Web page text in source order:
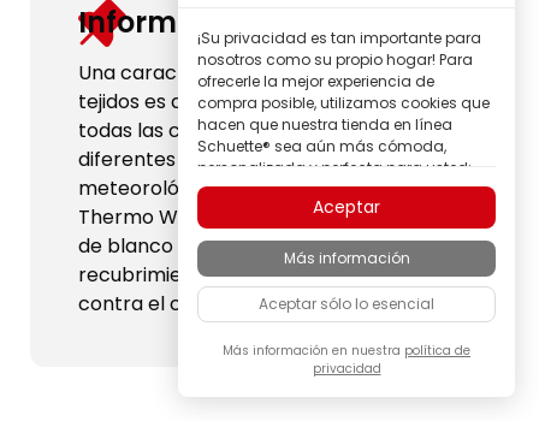
Información útil:
Una característica habitual de los
tejidos es que los colores de las telas de
todas las colecciones pueden verse
diferentes según las condiciones
meteorológicas y de luz. Premium &
Thermo White Day presentan un tono
de blanco diferente debido al
recubrimiento térmico de protección
contra el calor.
¡Su privacidad es tan importante para
nosotros como su propio hogar! Para
ofrecerle la mejor experiencia de
compra posible, utilizamos cookies que
hacen que nuestra tienda en línea
Schuette® sea aún más cómoda,
personalizada y perfecta para usted;
todo para que pueda descubrir
productos de la marca Schuette® con
la mejor calidad.
Algunas de estas cookies son
necesarias para que nuestra tienda
Schuette® funcione de forma fiable;
otras nos permiten personalizar los
contenidos y anuncios según sus
intereses, o participar de manera
completamente anónima en el análisis
Aceptar
Más información
Aceptar sólo lo esencial
Más información en nuestra política de
privacidad